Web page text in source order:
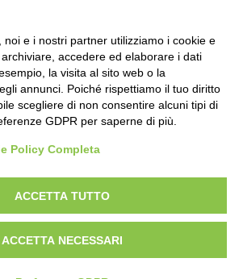
noi e i nostri partner utilizziamo i cookie e
accedere ed elaborare i dati
la visita al sito web o la
annunci. Poiché rispettiamo il tuo diritto
scegliere di non consentire alcuni tipi di
GDPR per saperne di più.
Policy Completa
ACCETTA TUTTO
ACCETTA NECESSARI